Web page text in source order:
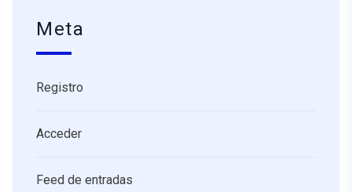
Meta
Registro
Acceder
Feed de entradas